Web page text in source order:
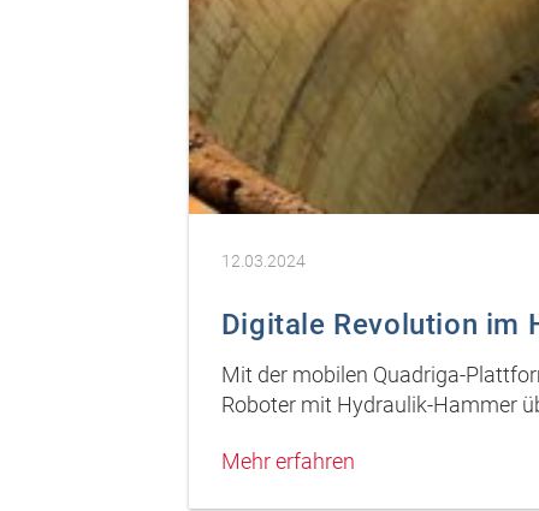
12.03.2024
Digitale Revolution im
Mit der mobilen Quadriga-
Roboter mit Hydraulik-Hammer
Mehr erfahren